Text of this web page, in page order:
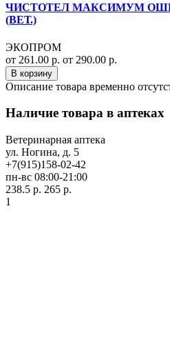
ЧИСТОТЕЛ МАКСИМУМ
(ВЕТ.)
ЭКОПРОМ
от 261.00 р. от 290.00 р.
В корзину
Описание товара временно
Наличие товара в аптеках
Ветеринарная аптека
ул. Ногина, д. 5
+7(915)158-02-42
пн-вс 08:00-21:00
238.5 р. 265 р.
1